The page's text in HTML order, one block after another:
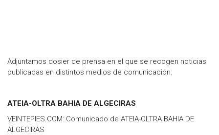
Adjuntamos dosier de prensa en el que se recogen noticias
publicadas en distintos medios de comunicación:
ATEIA-OLTRA BAHIA DE ALGECIRAS
VEINTEPIES.COM: Comunicado de ATEIA-OLTRA BAHIA DE
ALGECIRAS